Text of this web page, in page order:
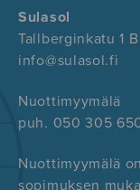
Sulasol
Tallberginkatu 1
info@sulasol.fi
Nuottimyymälä
puh. 050 305
Nuottimyymälä
sopimuksen